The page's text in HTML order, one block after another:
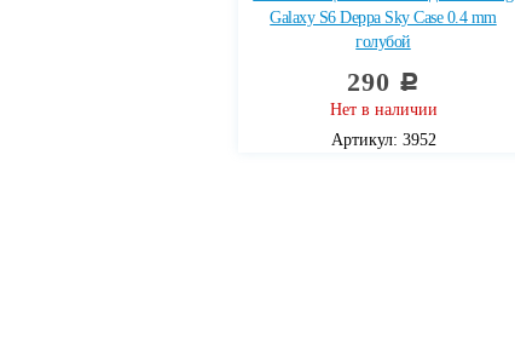
Galaxy S6 Deppa Sky Case 0.4 mm
голубой
290 c
Нет в наличии
Артикул: 3952